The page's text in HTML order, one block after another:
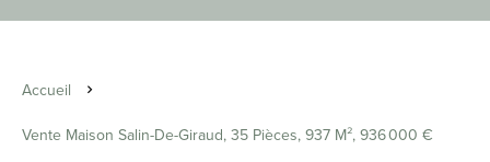
Accueil
Vente Maison Salin-De-Giraud, 35 Pièces, 937 M², 936 000 €